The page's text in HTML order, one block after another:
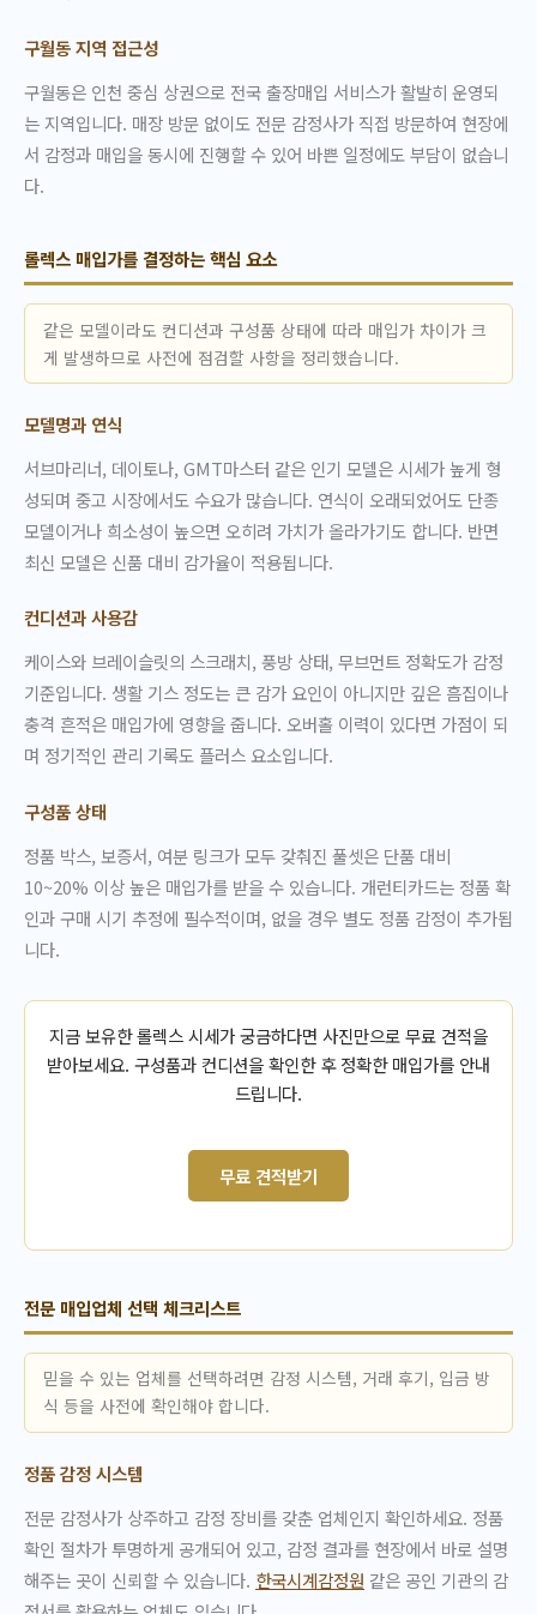
구월동 지역 접근성
구월동은 인천 중심 상권으로 전국 출장매입 서비스가 활발히 운영되
는 지역입니다. 매장 방문 없이도 전문 감정사가 직접 방문하여 현장에
서 감정과 매입을 동시에 진행할 수 있어 바쁜 일정에도 부담이 없습니
다.
롤렉스 매입가를 결정하는 핵심 요소
같은 모델이라도 컨디션과 구성품 상태에 따라 매입가 차이가 크
게 발생하므로 사전에 점검할 사항을 정리했습니다.
모델명과 연식
서브마리너, 데이토나, GMT마스터 같은 인기 모델은 시세가 높게 형
성되며 중고 시장에서도 수요가 많습니다. 연식이 오래되었어도 단종
모델이거나 희소성이 높으면 오히려 가치가 올라가기도 합니다. 반면
최신 모델은 신품 대비 감가율이 적용됩니다.
컨디션과 사용감
케이스와 브레이슬릿의 스크래치, 풍방 상태, 무브먼트 정확도가 감정
기준입니다. 생활 기스 정도는 큰 감가 요인이 아니지만 깊은 흠집이나
충격 흔적은 매입가에 영향을 줍니다. 오버홀 이력이 있다면 가점이 되
며 정기적인 관리 기록도 플러스 요소입니다.
구성품 상태
정품 박스, 보증서, 여분 링크가 모두 갖춰진 풀셋은 단품 대비
10~20% 이상 높은 매입가를 받을 수 있습니다. 개런티카드는 정품 확
인과 구매 시기 추정에 필수적이며, 없을 경우 별도 정품 감정이 추가됩
니다.
지금 보유한 롤렉스 시세가 궁금하다면 사진만으로 무료 견적을
받아보세요. 구성품과 컨디션을 확인한 후 정확한 매입가를 안내
드립니다.
무료 견적받기
전문 매입업체 선택 체크리스트
믿을 수 있는 업체를 선택하려면 감정 시스템, 거래 후기, 입금 방
식 등을 사전에 확인해야 합니다.
정품 감정 시스템
전문 감정사가 상주하고 감정 장비를 갖춘 업체인지 확인하세요. 정품
확인 절차가 투명하게 공개되어 있고, 감정 결과를 현장에서 바로 설명
해주는 곳이 신뢰할 수 있습니다. 한국시계감정원 같은 공인 기관의 감